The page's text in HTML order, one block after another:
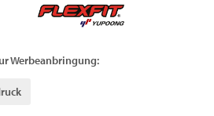
Werbeanbringung: